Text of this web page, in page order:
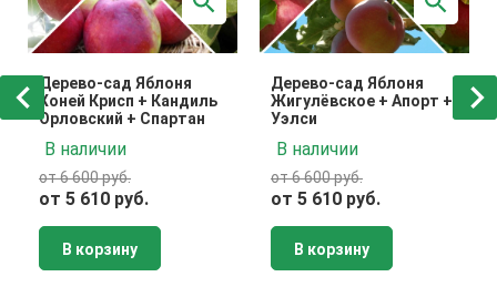
Дерево-сад Яблоня
Хоней Крисп + Кандиль
Орловский + Спартан
В наличии
от 6 600 руб.
от 5 610 руб.
В корзину
Дерево-сад Яблоня
Жигулёвское + Апорт +
Уэлси
В наличии
от 6 600 руб.
от 5 610 руб.
В корзину